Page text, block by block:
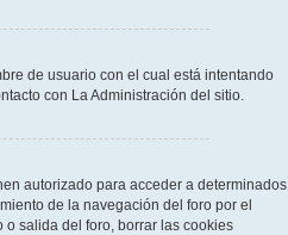
de usuario con el cual está intentando
con La Administración del sitio.
autorizado para acceder a determinados
de la navegación del foro por el
salida del foro, borrar las cookies